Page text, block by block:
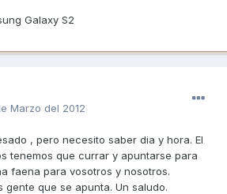
Galaxy S2
Marzo del 2012
, pero necesito saber dia y hora. El
tenemos que currar y apuntarse para
faena para vosotros y nosotros.
gente que se apunta. Un saludo.